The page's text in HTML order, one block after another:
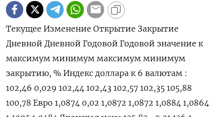
Текущее Изменение Открытие Закрытие
Дневной Дневной Годовой Годовой значение к
максимум минимум максимум минимум
закрытию, % Индекс доллара к 6 валютам :
102,46 0,029 102,44 102,43 102,57 102,35 105,88
100,78 Евро 1,0874 0,02 1,0872 1,0872 1,0884 1,0864